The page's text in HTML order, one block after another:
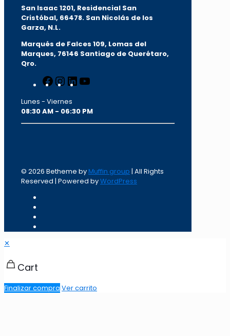
San Isaac 1201, Residencial San
Cristóbal, 66478. San Nicolás de los
Garza, N.L.
Marqués de Falces 109, Lomas del
Marques, 76146 Santiago de Querétaro,
Qro.
Facebook
Instagram
LinkedIn
Lunes - Viernes
08:30 AM - 06:30 PM
© 2026 Betheme by Muffin group | All Rights
Reserved | Powered byWordPress
✕
Cart
Finalizar compra Ver carrito